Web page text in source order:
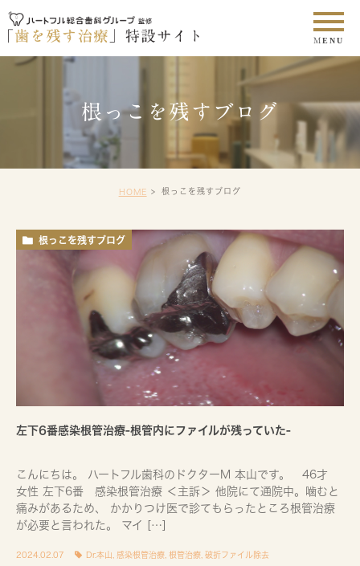
根っこを残すブログ
HOME 根っこを残すブログ
根っこを残すブログ
左下6番感染根管治療-根管内にファイルが残っていた-
こんにちは。 ハートフル歯科のドクターM 本山です。 46才
女性 左下6番 感染根管治療 ＜主訴＞ 他院にて通院中。噛むと
痛みがあるため、 かかりつけ医で診てもらったところ根管治療
が必要と言われた。 マイ […]
2024.02.07 Dr.本山 感染根管治療 根管治療 破折ファイル除去